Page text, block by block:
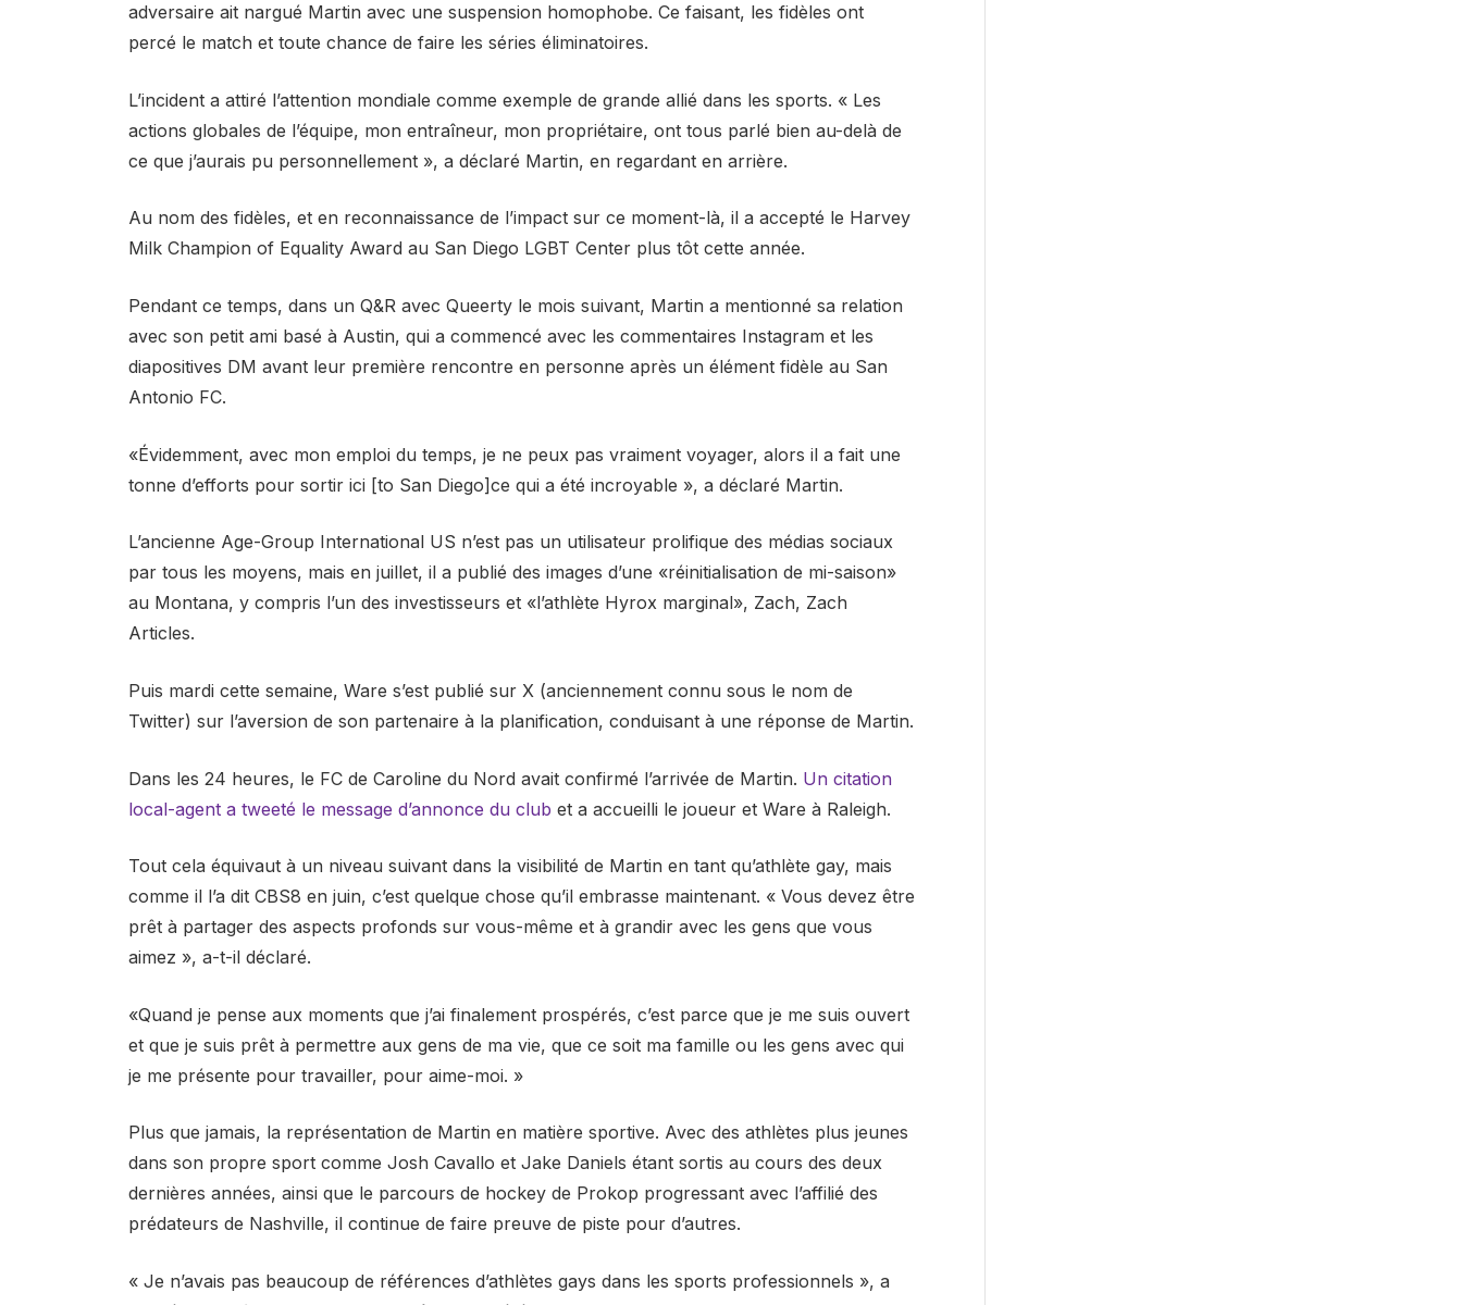
adversaire ait nargué Martin avec une suspension homophobe. Ce faisant, les fidèles ont
percé le match et toute chance de faire les séries éliminatoires.
L’incident a attiré l’attention mondiale comme exemple de grande allié dans les sports. « Les
actions globales de l’équipe, mon entraîneur, mon propriétaire, ont tous parlé bien au-delà de
ce que j’aurais pu personnellement », a déclaré Martin, en regardant en arrière.
Au nom des fidèles, et en reconnaissance de l’impact sur ce moment-là, il a accepté le Harvey
Milk Champion of Equality Award au San Diego LGBT Center plus tôt cette année.
Pendant ce temps, dans un Q&R avec Queerty le mois suivant, Martin a mentionné sa relation
avec son petit ami basé à Austin, qui a commencé avec les commentaires Instagram et les
diapositives DM avant leur première rencontre en personne après un élément fidèle au San
Antonio FC.
«Évidemment, avec mon emploi du temps, je ne peux pas vraiment voyager, alors il a fait une
tonne d’efforts pour sortir ici [to San Diego]ce qui a été incroyable », a déclaré Martin.
L’ancienne Age-Group International US n’est pas un utilisateur prolifique des médias sociaux
par tous les moyens, mais en juillet, il a publié des images d’une «réinitialisation de mi-saison»
au Montana, y compris l’un des investisseurs et «l’athlète Hyrox marginal», Zach, Zach
Articles.
Puis mardi cette semaine, Ware s’est publié sur X (anciennement connu sous le nom de
Twitter) sur l’aversion de son partenaire à la planification, conduisant à une réponse de Martin.
Dans les 24 heures, le FC de Caroline du Nord avait confirmé l’arrivée de Martin. Un citation
local-agent a tweeté le message d’annonce du club et a accueilli le joueur et Ware à Raleigh.
Tout cela équivaut à un niveau suivant dans la visibilité de Martin en tant qu’athlète gay, mais
comme il l’a dit CBS8 en juin, c’est quelque chose qu’il embrasse maintenant. « Vous devez être
prêt à partager des aspects profonds sur vous-même et à grandir avec les gens que vous
aimez », a-t-il déclaré.
«Quand je pense aux moments que j’ai finalement prospérés, c’est parce que je me suis ouvert
et que je suis prêt à permettre aux gens de ma vie, que ce soit ma famille ou les gens avec qui
je me présente pour travailler, pour aime-moi. »
Plus que jamais, la représentation de Martin en matière sportive. Avec des athlètes plus jeunes
dans son propre sport comme Josh Cavallo et Jake Daniels étant sortis au cours des deux
dernières années, ainsi que le parcours de hockey de Prokop progressant avec l’affilié des
prédateurs de Nashville, il continue de faire preuve de piste pour d’autres.
« Je n’avais pas beaucoup de références d’athlètes gays dans les sports professionnels », a